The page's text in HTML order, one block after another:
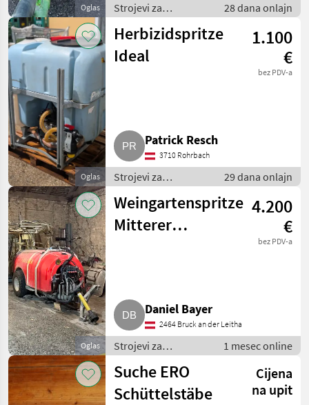
Oglas
Strojevi za
vinogradarstvo /
Ostali strojevi za
vinogradarstvo
28 dana onlajn
Oglas
Herbizidspritze
Ideal
1.100
€
bez PDV-a
Patrick Resch
3710 Rohrbach
Strojevi za
vinogradarstvo /
Ostali strojevi za
vinogradarstvo
29 dana onlajn
Oglas
Weingartenspritze
Mitterer
4.200
€
bez PDV-a
Daniel Bayer
2464 Bruck an der Leitha
Strojevi za
vinogradarstvo /
Ostali strojevi za
vinogradarstvo
1 mesec online
Suche ERO
Schüttelstäbe
Cijena
na upit